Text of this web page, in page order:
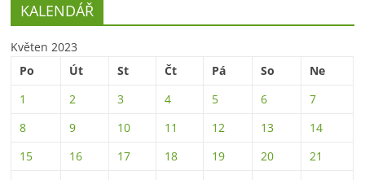
KALENDÁŘ
Květen 2023
Po
Út St Čt Pá So
Ne
1
2 3 4 5 6
7
8
9 10 11 12 13
14
15
16 17 18 19 20
21